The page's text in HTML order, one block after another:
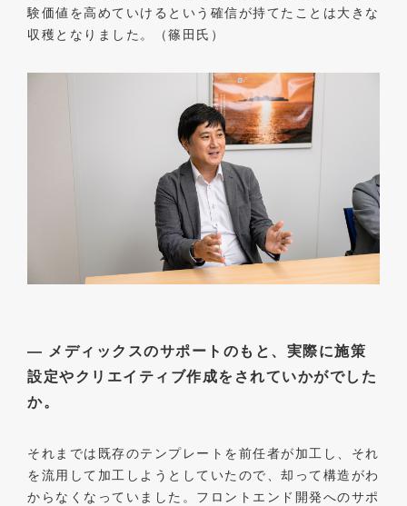
験価値を高めていけるという確信が持てたことは大きな
収穫となりました。（篠田氏）
― メディックスのサポートのもと、実際に施策
設定やクリエイティブ作成をされていかがでした
か。
それまでは既存のテンプレートを前任者が加工し、それ
を流用して加工しようとしていたので、却って構造がわ
からなくなっていました。フロントエンド開発へのサポ